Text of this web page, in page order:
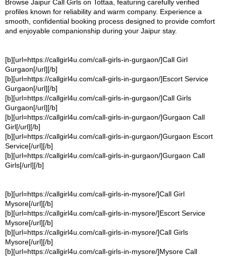
Browse Jaipur Call Girls on Tottaa, featuring carefully verified
profiles known for reliability and warm company. Experience a
smooth, confidential booking process designed to provide comfort
and enjoyable companionship during your Jaipur stay.
[b][url=https://callgirl4u.com/call-girls-in-gurgaon/]Call Girl
Gurgaon[/url][/b]
[b][url=https://callgirl4u.com/call-girls-in-gurgaon/]Escort Service
Gurgaon[/url][/b]
[b][url=https://callgirl4u.com/call-girls-in-gurgaon/]Call Girls
Gurgaon[/url][/b]
[b][url=https://callgirl4u.com/call-girls-in-gurgaon/]Gurgaon Call
Girl[/url][/b]
[b][url=https://callgirl4u.com/call-girls-in-gurgaon/]Gurgaon Escort
Service[/url][/b]
[b][url=https://callgirl4u.com/call-girls-in-gurgaon/]Gurgaon Call
Girls[/url][/b]
[b][url=https://callgirl4u.com/call-girls-in-mysore/]Call Girl
Mysore[/url][/b]
[b][url=https://callgirl4u.com/call-girls-in-mysore/]Escort Service
Mysore[/url][/b]
[b][url=https://callgirl4u.com/call-girls-in-mysore/]Call Girls
Mysore[/url][/b]
[b][url=https://callgirl4u.com/call-girls-in-mysore/]Mysore Call